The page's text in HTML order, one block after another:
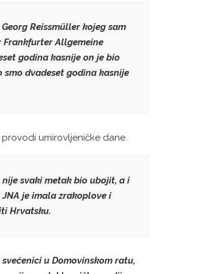
Reissmüller kojeg sam
Frankfurter Allgemeine
godina kasnije on je bio
smo dvadeset godina kasnije
umirovljeničke dane.
nije svaki metak bio ubojit, a i
je imala zrakoplove i
Hrvatsku.
u Domovinskom ratu,